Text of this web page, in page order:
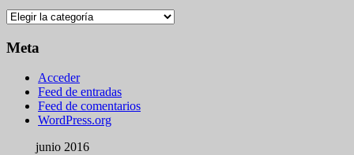
Categorías
Meta
Acceder
Feed de entradas
Feed de comentarios
WordPress.org
junio 2016